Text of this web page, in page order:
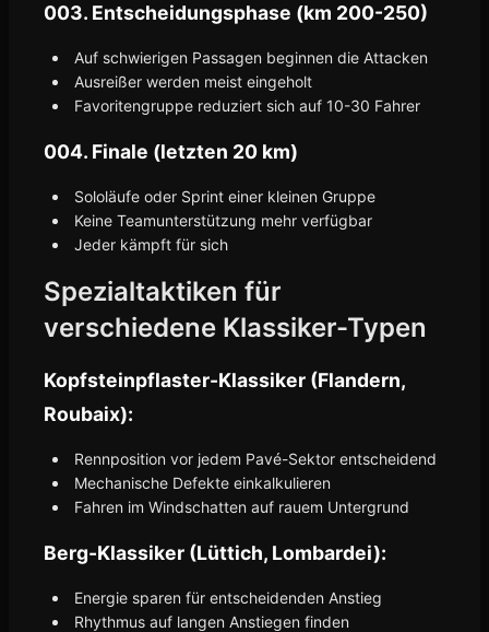
003. Entscheidungsphase (km 200-250)
Auf schwierigen Passagen beginnen die Attacken
Ausreißer werden meist eingeholt
Favoritengruppe reduziert sich auf 10-30 Fahrer
004. Finale (letzten 20 km)
Sololäufe oder Sprint einer kleinen Gruppe
Keine Teamunterstützung mehr verfügbar
Jeder kämpft für sich
Spezialtaktiken für
verschiedene Klassiker-Typen
Kopfsteinpflaster-Klassiker (Flandern,
Roubaix):
Rennposition vor jedem Pavé-Sektor entscheidend
Mechanische Defekte einkalkulieren
Fahren im Windschatten auf rauem Untergrund
Berg-Klassiker (Lüttich, Lombardei):
Energie sparen für entscheidenden Anstieg
Rhythmus auf langen Anstiegen finden